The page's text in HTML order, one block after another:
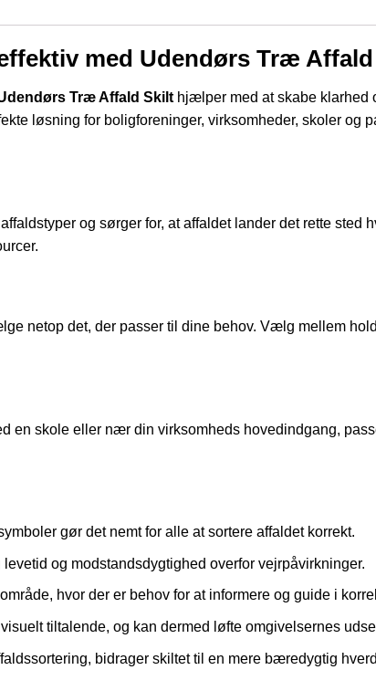
med Udendørs Træ
Træ Affald Skilt hjælper med at skabe klarhed
løsning for boligforeninger, virksomheder, skoler og
og sørger for, at affaldet lander det rette sted
netop det, der passer til dine behov. Vælg mellem
en skole eller nær din virksomheds hovedindgang,
gør det nemt for alle at sortere affaldet korrekt.
og modstandsdygtighed overfor vejrpåvirkninger.
hvor der er behov for at informere og guide i
tiltalende, og kan dermed løfte omgivelsernes
bidrager skiltet til en mere bæredygtig